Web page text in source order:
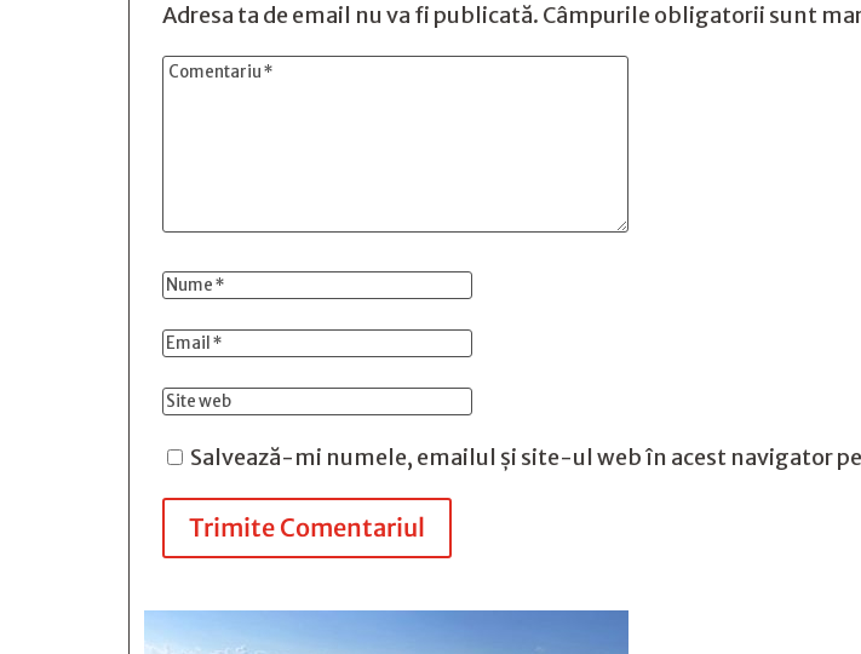
Adresa ta de email nu va fi publicată. Câmpurile obligatorii sunt
Salvează-mi numele, emailul și site-ul web în acest navigator
Trimite Comentariul